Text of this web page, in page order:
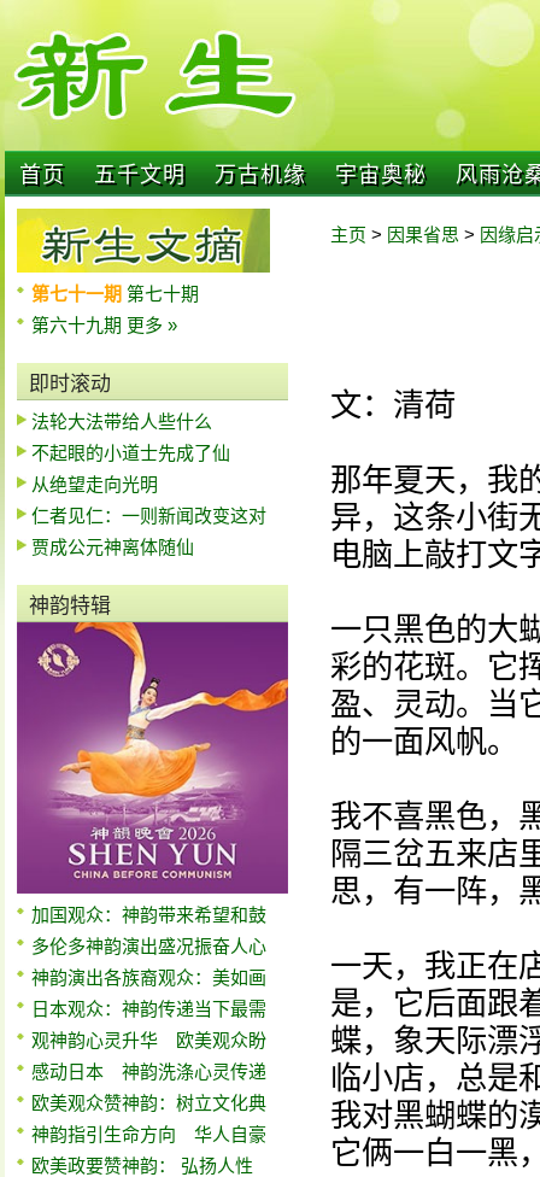
首页 五千文明 万古机缘 宇宙奥秘 风雨沧
第七十一期 第七十期
第六十九期 更多 »
即时滚动
法轮大法带给人些什么
不起眼的小道士先成了仙
从绝望走向光明
仁者见仁：一则新闻改变这对
贾成公元神离体随仙
神韵特辑
加国观众：神韵带来希望和鼓
多伦多神韵演出盛况振奋人心
神韵演出各族裔观众：美如画
日本观众：神韵传递当下最需
观神韵心灵升华 欧美观众盼
感动日本 神韵洗涤心灵传递
欧美观众赞神韵：树立文化典
神韵指引生命方向 华人自豪
欧美政要赞神韵： 弘扬人性
主页 > 因果省思 > 因缘启
文：清荷
那年夏天，我
异，这条小街
电脑上敲打文
一只黑色的大
彩的花斑。它
盈、灵动。当
的一面风帆。
我不喜黑色，
隔三岔五来店
思，有一阵，
一天，我正在
是，它后面跟
蝶，象天际漂
临小店，总是
我对黑蝴蝶的
它俩一白一黑